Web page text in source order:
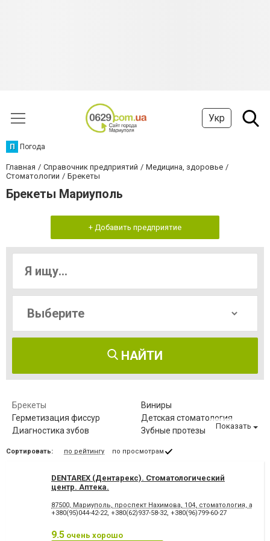
Укр
П Погода
Главная Справочник предприятий
Медицина, здоровье
Стоматологии
Брекеты
Брекеты Мариуполь
+ Добавить предприятие
НАЙТИ
Брекеты
Виниры
Герметизация фиссур
Детская стоматология
Диагностика зубов
Зубные протезы
Клиновидный дефект зубов
Компьютерная томография
Коронка безметалловая
Коронка
цельнокерамическая
Лазерное отбеливание
стоматологии
Показать
Сортировать: по рейтингу по просмотрам
DENTAREX (Дентарекс). Cтоматологический
центр. Аптeкa.
87500, Мариуполь, проспект Нахимова, 104, стоматология,
+380(95)044-42-22, +380(62)937-58-32, +380(96)799-60-27
9.5 очень хорошо